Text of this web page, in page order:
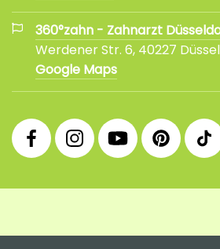
360°zahn - Zahnarzt
Werdener Str. 6, 40227
Google Maps
360°
Facebook
Fanpage
360°
Instagram
Praxis
360°
YouTube
Channel
360°
Pinterest
Profil